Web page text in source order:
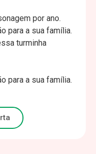
por ano.
para a sua família.
turminha
para a sua família.